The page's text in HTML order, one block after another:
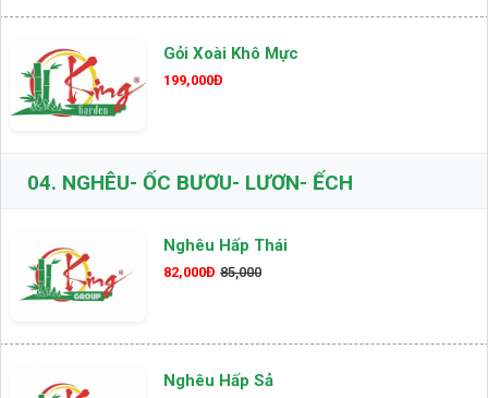
Gỏi Xoài Khô Mực
199,000Đ
04. NGHÊU- ỐC BƯƠU- LƯƠN- ẾCH
Nghêu Hấp Thái
82,000Đ 85,000
Nghêu Hấp Sả